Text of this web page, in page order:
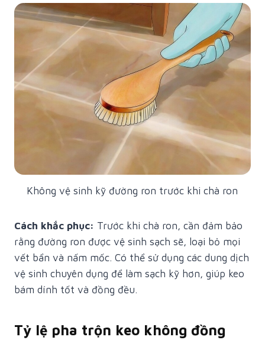
Không vệ sinh kỹ đường ron trước khi chà ron
Cách khắc phục: Trước khi chà ron, cần đảm bảo
rằng đường ron được vệ sinh sạch sẽ, loại bỏ mọi
vết bẩn và nấm mốc. Có thể sử dụng các dung dịch
vệ sinh chuyên dụng để làm sạch kỹ hơn, giúp keo
bám dính tốt và đồng đều.
Tỷ lệ pha trộn keo không đồng